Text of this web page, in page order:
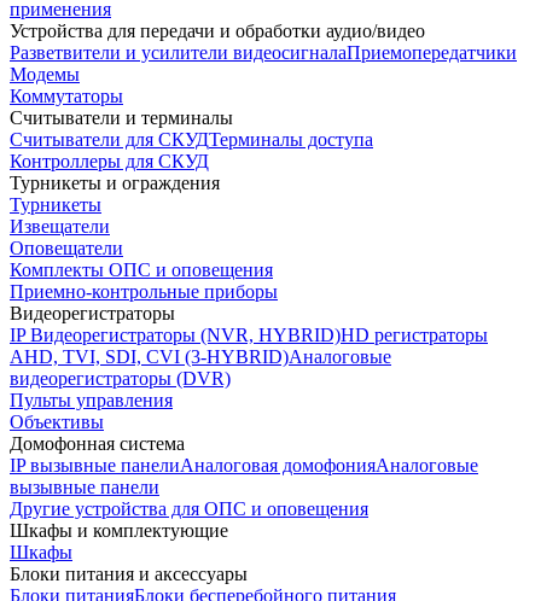
применения
Устройства для передачи и обработки аудио/видео
Разветвители и усилители видеосигналаПриемопередатчики
Модемы
Коммутаторы
Считыватели и терминалы
Считыватели для СКУДТерминалы доступа
Контроллеры для СКУД
Турникеты и ограждения
Турникеты
Извещатели
Оповещатели
Комплекты ОПС и оповещения
Приемно-контрольные приборы
Видеорегистраторы
IP Видеорегистраторы (NVR, HYBRID)HD регистраторы
AHD, TVI, SDI, CVI (3-HYBRID)Аналоговые
видеорегистраторы (DVR)
Пульты управления
Объективы
Домофонная система
IP вызывные панелиАналоговая домофонияАналоговые
вызывные панели
Другие устройства для ОПС и оповещения
Шкафы и комплектующие
Шкафы
Блоки питания и аксессуары
Блоки питанияБлоки бесперебойного питания